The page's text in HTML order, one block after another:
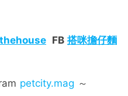
FB 搭咪擔仔麵
petcity.mag ～